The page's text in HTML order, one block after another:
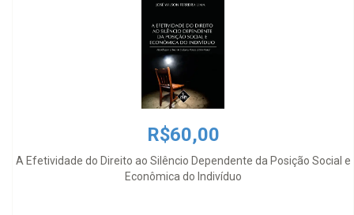
R$60,00
A Efetividade do Direito ao Silêncio Dependente da Posição Social e
Econômica do Indivíduo